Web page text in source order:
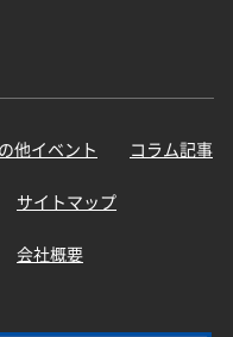
他イベント コラム記事
サイトマップ
会社概要